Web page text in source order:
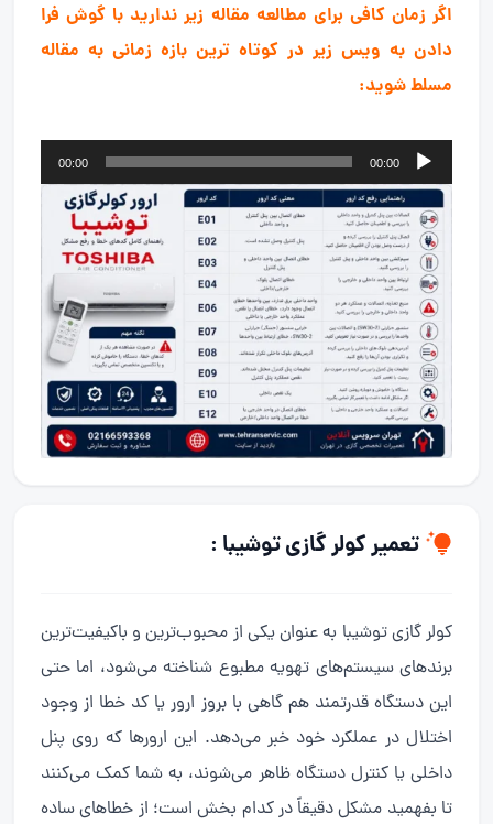
اگر زمان کافی برای مطالعه مقاله زیر ندارید با گوش فرا
دادن به ویس زیر در کوتاه ترین بازه زمانی به مقاله
مسلط شوید:
پخش‌کننده
صوت
00:00
00:00
تعمیر کولر گازیتوشیبا :
کولر گازی توشیبا به عنوان یکی از محبوب‌ترین و باکیفیت‌ترین
برندهای سیستم‌های تهویه مطبوع شناخته می‌شود، اما حتی
این دستگاه قدرتمند هم گاهی با بروز ارور یا کد خطا از وجود
اختلال در عملکرد خود خبر می‌دهد. این ارورها که روی پنل
داخلی یا کنترل دستگاه ظاهر می‌شوند، به شما کمک می‌کنند
تا بفهمید مشکل دقیقاً در کدام بخش است؛ از خطاهای ساده